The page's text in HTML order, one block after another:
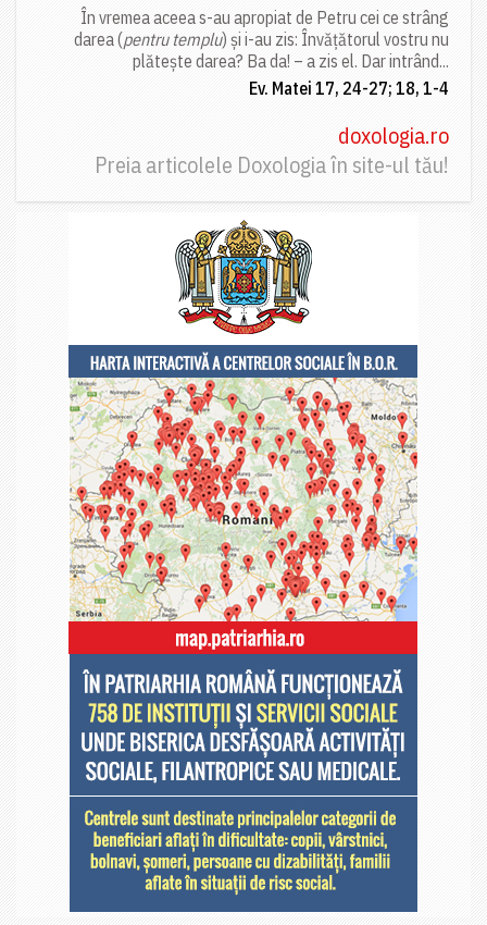
În vremea aceea s-au apropiat de Petru cei ce strâng
darea (pentru templu) și i-au zis: Învățătorul vostru nu
plătește darea? Ba da! – a zis el. Dar intrând...
Ev. Matei 17, 24-27; 18, 1-4
doxologia.ro
Preia articolele Doxologia în site-ul tău!